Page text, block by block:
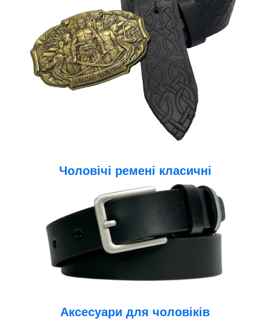
Чоловічі ремені класичні
Аксесуари для чоловіків